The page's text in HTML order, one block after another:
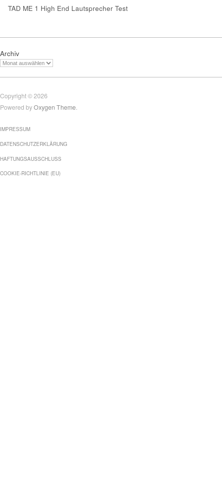
TAD ME 1 High End Lautsprecher Test
Archiv
Copyright © 2026
Powered byOxygen Theme.
IMPRESSUM
DATENSCHUTZERKLÄRUNG
HAFTUNGSAUSSCHLUSS
COOKIE-RICHTLINIE (EU)